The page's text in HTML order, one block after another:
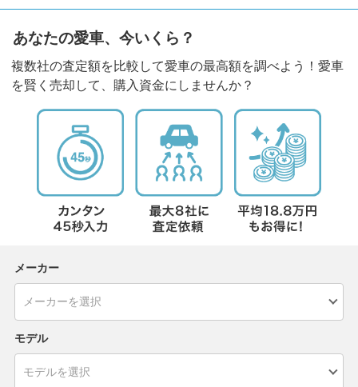
あなたの愛車、今いくら？
複数社の査定額を比較して愛車の最高額を調べよう！愛車
を賢く売却して、購入資金にしませんか？
メーカー
モデル